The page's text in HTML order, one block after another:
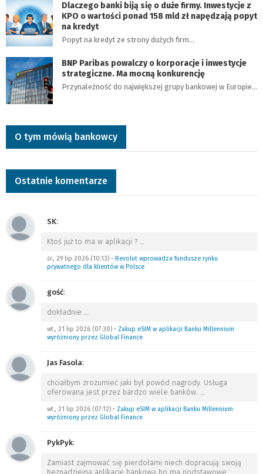
Dlaczego banki biją się o duże firmy. Inwestycje z
KPO o wartości ponad 158 mld zł napędzają popyt
na kredyt
Popyt na kredyt ze strony dużych firm…
BNP Paribas powalczy o korporacje i inwestycje
strategiczne. Ma mocną konkurencję
Przynależność do największej grupy bankowej w Europie…
O tym mówią bankowcy
Ostatnie komentarze
SK:
Ktoś już to ma w aplikacji ? …
śr., 29 lip 2026 (10:13) • Revolut wprowadza fundusze rynku
prywatnego dla klientów w Polsce
gość:
dokładnie …
wt., 21 lip 2026 (07:30) • Zakup eSIM w aplikacji Banku Millennium
wyróżniony przez Global Finance
Jas Fasola:
chciałbym zrozumieć jaki był powód nagrody. Usługa
oferowana jest przez bardzo wiele banków. …
wt., 21 lip 2026 (07:12) • Zakup eSIM w aplikacji Banku Millennium
wyróżniony przez Global Finance
PykPyk:
Zamiast zajmować się pierdołami niech dopracują swoją
beznadziejną aplikację bankową bo ma podstawowe